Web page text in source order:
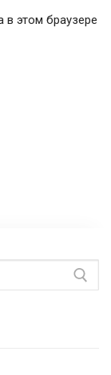
в этом браузере